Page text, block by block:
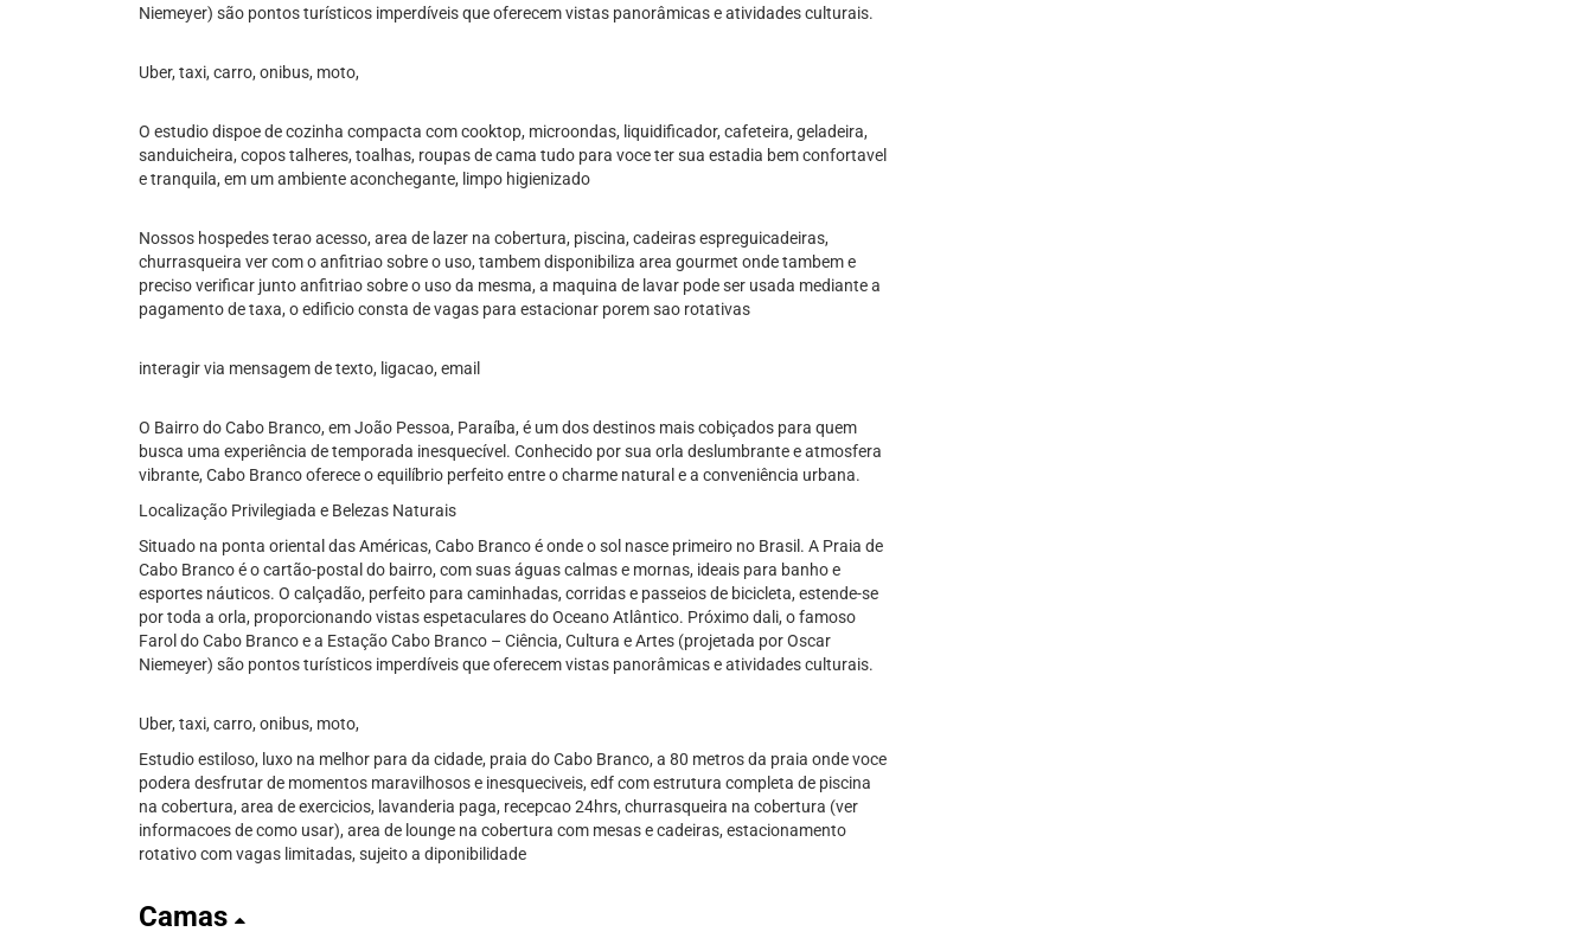
Niemeyer) são pontos turísticos imperdíveis que oferecem vistas panorâmicas e atividades culturais.
Uber, taxi, carro, onibus, moto,
O estudio dispoe de cozinha compacta com cooktop, microondas, liquidificador, cafeteira, geladeira,
sanduicheira, copos talheres, toalhas, roupas de cama tudo para voce ter sua estadia bem confortavel
e tranquila, em um ambiente aconchegante, limpo higienizado
Nossos hospedes terao acesso, area de lazer na cobertura, piscina, cadeiras espreguicadeiras,
churrasqueira ver com o anfitriao sobre o uso, tambem disponibiliza area gourmet onde tambem e
preciso verificar junto anfitriao sobre o uso da mesma, a maquina de lavar pode ser usada mediante a
pagamento de taxa, o edificio consta de vagas para estacionar porem sao rotativas
interagir via mensagem de texto, ligacao, email
O Bairro do Cabo Branco, em João Pessoa, Paraíba, é um dos destinos mais cobiçados para quem
busca uma experiência de temporada inesquecível. Conhecido por sua orla deslumbrante e atmosfera
vibrante, Cabo Branco oferece o equilíbrio perfeito entre o charme natural e a conveniência urbana.
Localização Privilegiada e Belezas Naturais
Situado na ponta oriental das Américas, Cabo Branco é onde o sol nasce primeiro no Brasil. A Praia de
Cabo Branco é o cartão-postal do bairro, com suas águas calmas e mornas, ideais para banho e
esportes náuticos. O calçadão, perfeito para caminhadas, corridas e passeios de bicicleta, estende-se
por toda a orla, proporcionando vistas espetaculares do Oceano Atlântico. Próximo dali, o famoso
Farol do Cabo Branco e a Estação Cabo Branco – Ciência, Cultura e Artes (projetada por Oscar
Niemeyer) são pontos turísticos imperdíveis que oferecem vistas panorâmicas e atividades culturais.
Uber, taxi, carro, onibus, moto,
Estudio estiloso, luxo na melhor para da cidade, praia do Cabo Branco, a 80 metros da praia onde voce
podera desfrutar de momentos maravilhosos e inesqueciveis, edf com estrutura completa de piscina
na cobertura, area de exercicios, lavanderia paga, recepcao 24hrs, churrasqueira na cobertura (ver
informacoes de como usar), area de lounge na cobertura com mesas e cadeiras, estacionamento
rotativo com vagas limitadas, sujeito a diponibilidade
Camas